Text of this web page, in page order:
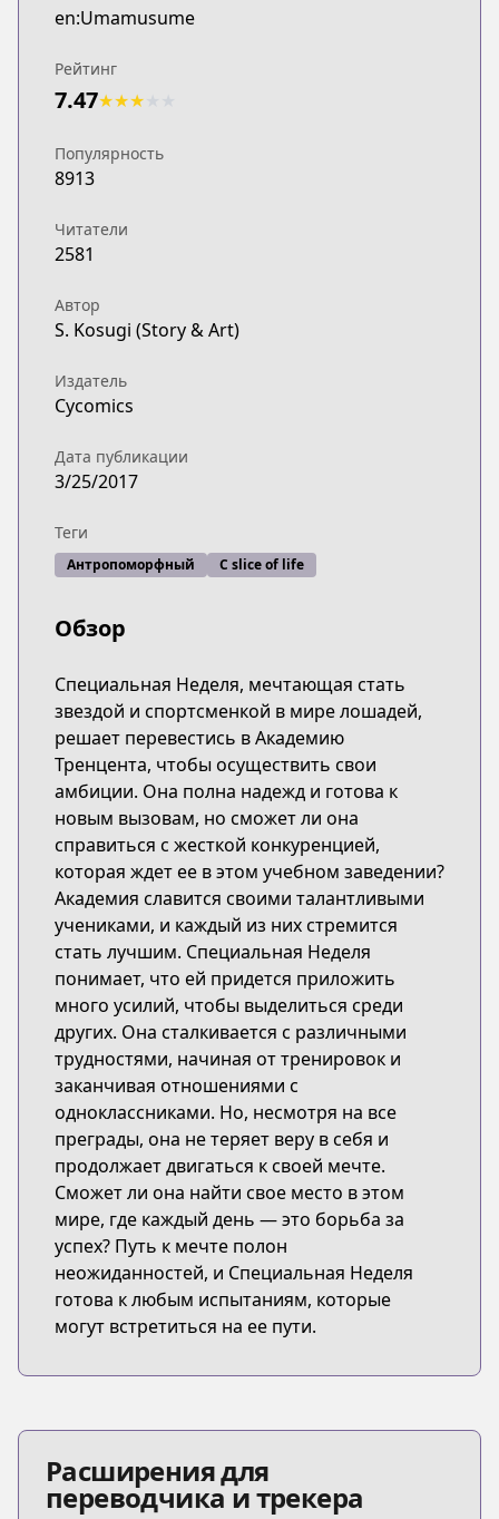
en:Umamusume
Рейтинг
7.47★★★
Популярность
8913
Читатели
2581
Автор
S. Kosugi (Story & Art)
Издатель
Cycomics
Дата публикации
3/25/2017
Теги
Антропоморфный С slice of life
Обзор
Специальная Неделя, мечтающая стать
звездой и спортсменкой в мире лошадей,
решает перевестись в Академию
Тренцента, чтобы осуществить свои
амбиции. Она полна надежд и готова к
новым вызовам, но сможет ли она
справиться с жесткой конкуренцией,
которая ждет ее в этом учебном заведении?
Академия славится своими талантливыми
учениками, и каждый из них стремится
стать лучшим. Специальная Неделя
понимает, что ей придется приложить
много усилий, чтобы выделиться среди
других. Она сталкивается с различными
трудностями, начиная от тренировок и
заканчивая отношениями с
одноклассниками. Но, несмотря на все
преграды, она не теряет веру в себя и
продолжает двигаться к своей мечте.
Сможет ли она найти свое место в этом
мире, где каждый день — это борьба за
успех? Путь к мечте полон
неожиданностей, и Специальная Неделя
готова к любым испытаниям, которые
могут встретиться на ее пути.
Расширения для
переводчика и трекера